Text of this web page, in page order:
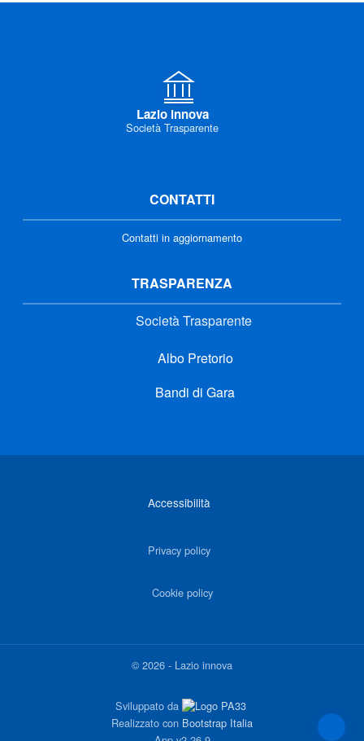
Lazio innova
Società Trasparente
CONTATTI
Contatti in aggiornamento
TRASPARENZA
Società Trasparente
Albo Pretorio
Bandi di Gara
Accessibilità
Privacy policy
Cookie policy
©2026 - Lazio innova
Sviluppato da
Realizzato con Bootstrap Italia